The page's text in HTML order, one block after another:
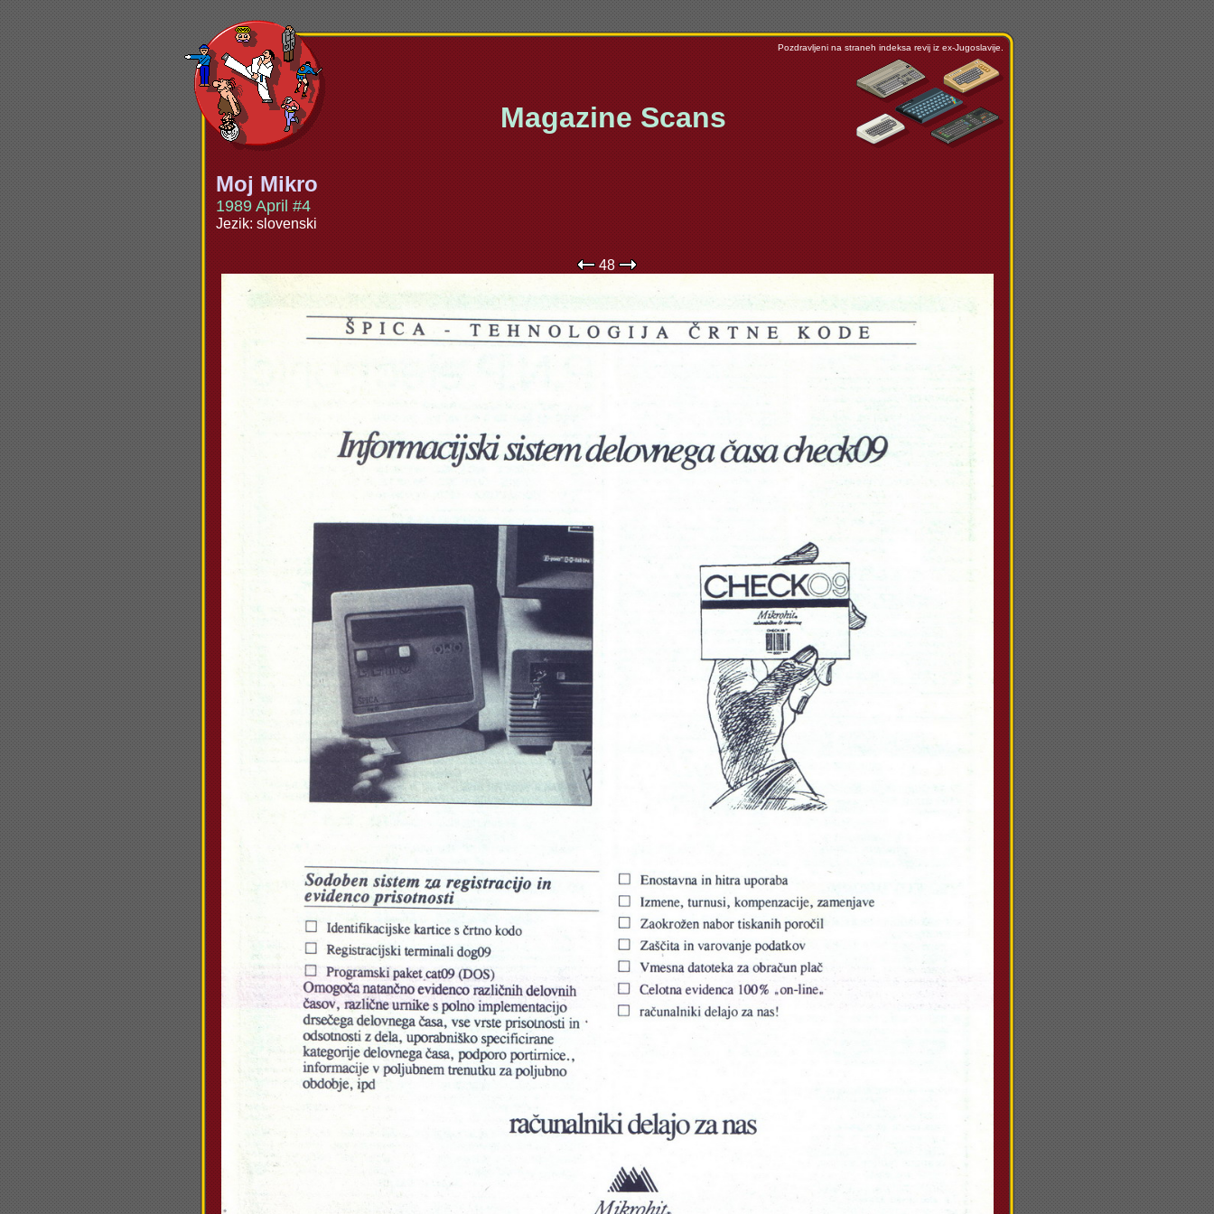
Pozdravljeni na straneh indeksa revij iz ex-Jugoslavije.
Magazine Scans
Moj Mikro
1989 April #4
Jezik: slovenski
48